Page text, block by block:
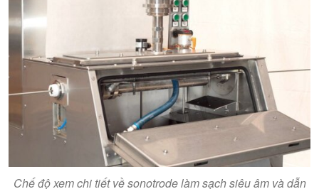
Chế độ xem chi tiết về sonotrode làm sạch siêu âm và dẫn